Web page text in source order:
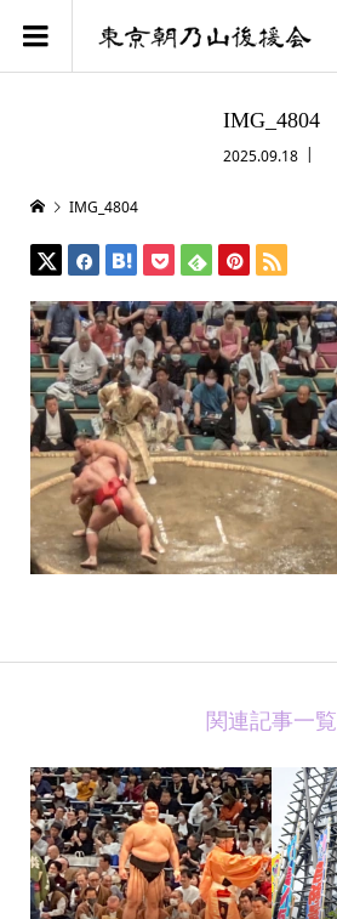
IMG_4804
2025.09.18
IMG_4804
関連記事一覧